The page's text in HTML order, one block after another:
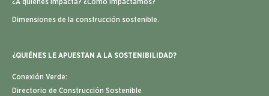
¿A quiénes impacta? ¿Cómo impactamos?
Dimensiones de la construcción sostenible.
¿QUIÉNES LE APUESTAN A LA SOSTENIBILIDAD?
Conexión Verde:
Directorio de Construcción Sostenible